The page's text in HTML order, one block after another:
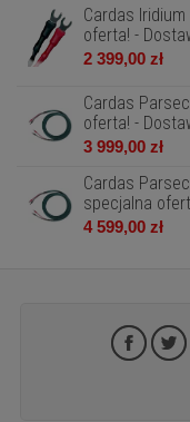
Cardas
oferta! -
2 399,00 zł
Cardas
oferta! -
3 999,00 zł
Cardas
specjalna
4 599,00 zł